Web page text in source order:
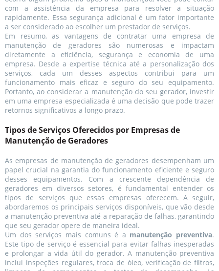
com a assistência da empresa para resolver a situação
rapidamente. Essa segurança adicional é um fator importante
a ser considerado ao escolher um prestador de serviços.
Em resumo, as vantagens de contratar uma empresa de
manutenção de geradores são numerosas e impactam
diretamente a eficiência, segurança e economia de uma
empresa. Desde a expertise técnica até a personalização dos
serviços, cada um desses aspectos contribui para um
funcionamento mais eficaz e seguro do seu equipamento.
Portanto, ao considerar a manutenção do seu gerador, investir
em uma empresa especializada é uma decisão que pode trazer
retornos significativos a longo prazo.
Tipos de Serviços Oferecidos por Empresas de
Manutenção de Geradores
As empresas de manutenção de geradores desempenham um
papel crucial na garantia do funcionamento eficiente e seguro
desses equipamentos. Com a crescente dependência de
geradores em diversos setores, é fundamental entender os
tipos de serviços que essas empresas oferecem. A seguir,
abordaremos os principais serviços disponíveis, que vão desde
a manutenção preventiva até a reparação de falhas, garantindo
que seu gerador opere de maneira ideal.
Um dos serviços mais comuns é a manutenção preventiva.
Este tipo de serviço é essencial para evitar falhas inesperadas
e prolongar a vida útil do gerador. A manutenção preventiva
inclui inspeções regulares, troca de óleo, verificação de filtros,